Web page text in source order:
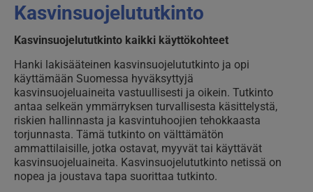
Kasvinsuojelututkinto
Kasvinsuojelututkinto kaikki käyttökohteet
Hanki lakisääteinen kasvinsuojelututkinto ja opi
käyttämään Suomessa hyväksyttyjä
kasvinsuojeluaineita vastuullisesti ja oikein. Tutkinto
antaa selkeän ymmärryksen turvallisesta käsittelystä,
riskien hallinnasta ja kasvintuhoojien tehokkaasta
torjunnasta. Tämä tutkinto on välttämätön
ammattilaisille, jotka ostavat, myyvät tai käyttävät
kasvinsuojeluaineita. Kasvinsuojelututkinto netissä on
nopea ja joustava tapa suorittaa tutkinto.